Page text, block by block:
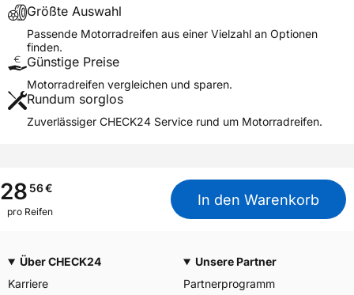
Reifenposition
Motorradtyp
Motocross
Weitere Eigenschaften
Schlauchtyp
TT
Zustand
3PMSF / Alpine-Symbol
Nein
Allgemeine Produktsicherheit (GPSR)
info@veerubber.co.th
Größte Auswahl
Passende Motorradreifen aus einer Vielzahl an Optionen
finden.
Günstige Preise
Motorradreifen vergleichen und sparen.
Rundum sorglos
Zuverlässiger CHECK24 Service rund um Motorradreifen.
2856€
pro Reifen
In den Warenkorb
Über CHECK24
Karriere
Unsere Partner
Partnerprogramm